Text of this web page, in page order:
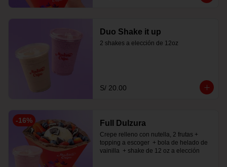
Duo Shake it up
2 shakes a elección de 12oz
S/ 20.00
-16% Full Dulzura
Crepe relleno con nutella, 2 frutas +
topping a escoger  + bola de helado de
vainilla  + shake de 12 oz a elección